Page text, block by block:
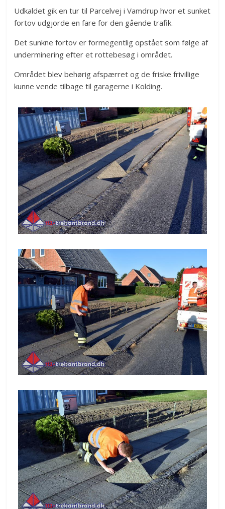
Udkaldet gik en tur til Parcelvej i Vamdrup hvor et sunket
fortov udgjorde en fare for den gående trafik.
Det sunkne fortov er formegentlig opstået som følge af
underminering efter et rottebesøg i området.
Området blev behørig afspærret og de friske frivillige
kunne vende tilbage til garagerne i Kolding.